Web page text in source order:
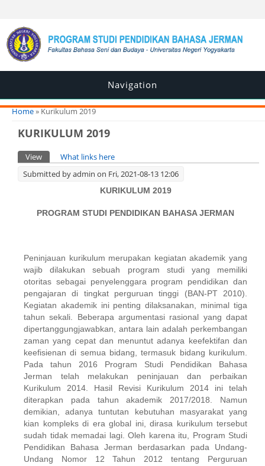
Navigation
You are here
Home» Kurikulum 2019
KURIKULUM 2019
Primary tabs
View (active tab)
What links here
Submitted byadmin on Fri, 2021-08-13 12:06
KURIKULUM 2019
PROGRAM STUDI PENDIDIKAN BAHASA JERMAN
Peninjauan kurikulum merupakan kegiatan akademik yang
wajib dilaku­kan sebuah program studi yang memiliki
otoritas sebagai penyeleng­gara program pen­didikan dan
pengajaran di tingkat perguruan tinggi (BAN-PT 2010).
Kegiatan akademik ini penting dilaksanakan, minimal tiga
tahun sekali. Beberapa argu­men­­tasi rasional yang dapat
dipertanggungjawabkan, antara lain adalah perkem­bang­an
zaman yang cepat dan menuntut adanya keefektifan dan
keefisienan di semua bidang, termasuk bidang kurikulum.
Pada tahun 2016 Program Studi Pen­didikan Ba­hasa
Jerman telah melakukan peninjauan dan perbaikan
Kurikulum 2014. Hasil Revisi Kurikulum 2014 ini telah
diterapkan pada tahun akademik 2017/2018. Na­mun
demikian, adanya tuntutan kebutuhan masyarakat yang
kian kompleks di era global ini, dirasa kurikulum tersebut
sudah tidak memadai lagi. Oleh karena itu, Program Studi
Pendidikan Bahasa Jerman berdasarkan pada Undang-
Undang No­mor 12 Tahun 2012 tentang Perguruan